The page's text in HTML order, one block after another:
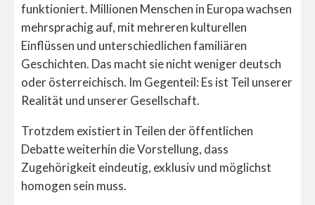
funktioniert. Millionen Menschen in Europa wachsen
mehrsprachig auf, mit mehreren kulturellen
Einflüssen und unterschiedlichen familiären
Geschichten. Das macht sie nicht weniger deutsch
oder österreichisch. Im Gegenteil: Es ist Teil unserer
Realität und unserer Gesellschaft.
Trotzdem existiert in Teilen der öffentlichen
Debatte weiterhin die Vorstellung, dass
Zugehörigkeit eindeutig, exklusiv und möglichst
homogen sein muss.